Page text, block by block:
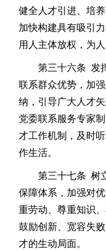
健全人才引进、培
加快构建具有吸引
用人主体放权，为
第三十六条 发挥
联系群众优势，加
纳，引导广大人才
党委联系服务专家
才工作机制，及时
作生活。
第三十七条 树立
保障体系，加强对
重劳动、尊重知识
鼓励创新、宽容失
才的生动局面。